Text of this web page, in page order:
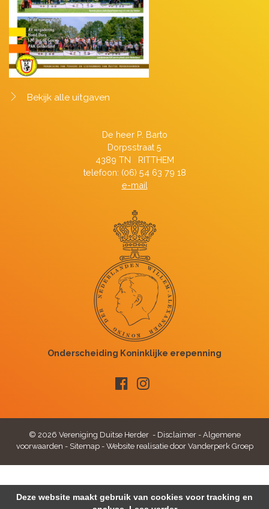
Bekijk alle uitgaven
De heer P. Barto
Dorpsstraat 5
4389 TN RITTHEM
telefoon: (06) 54 63 79 18
e-mail
© 2026 Vereniging Duitse Herder - Disclaimer- Algemene
voorwaarden - Sitemap- Website realisatie door Vanderperk Groep
Deze website maakt gebruik van cookies voor tracking en